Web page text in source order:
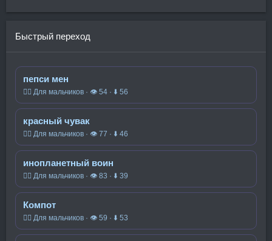
Быстрый переход
пепси мен
🧍‍♂️ Для мальчиков · 👁 54 · ⬇ 56
красный чувак
🧍‍♂️ Для мальчиков · 👁 77 · ⬇ 46
инопланетный воин
🧍‍♂️ Для мальчиков · 👁 83 · ⬇ 39
Компот
🧍‍♂️ Для мальчиков · 👁 59 · ⬇ 53